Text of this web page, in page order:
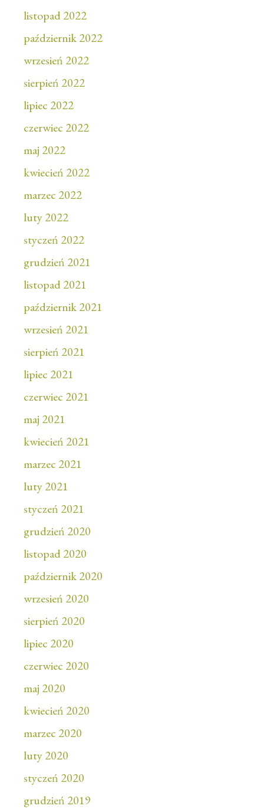
listopad 2022
październik 2022
wrzesień 2022
sierpień 2022
lipiec 2022
czerwiec 2022
maj 2022
kwiecień 2022
marzec 2022
luty 2022
styczeń 2022
grudzień 2021
listopad 2021
październik 2021
wrzesień 2021
sierpień 2021
lipiec 2021
czerwiec 2021
maj 2021
kwiecień 2021
marzec 2021
luty 2021
styczeń 2021
grudzień 2020
listopad 2020
październik 2020
wrzesień 2020
sierpień 2020
lipiec 2020
czerwiec 2020
maj 2020
kwiecień 2020
marzec 2020
luty 2020
styczeń 2020
grudzień 2019